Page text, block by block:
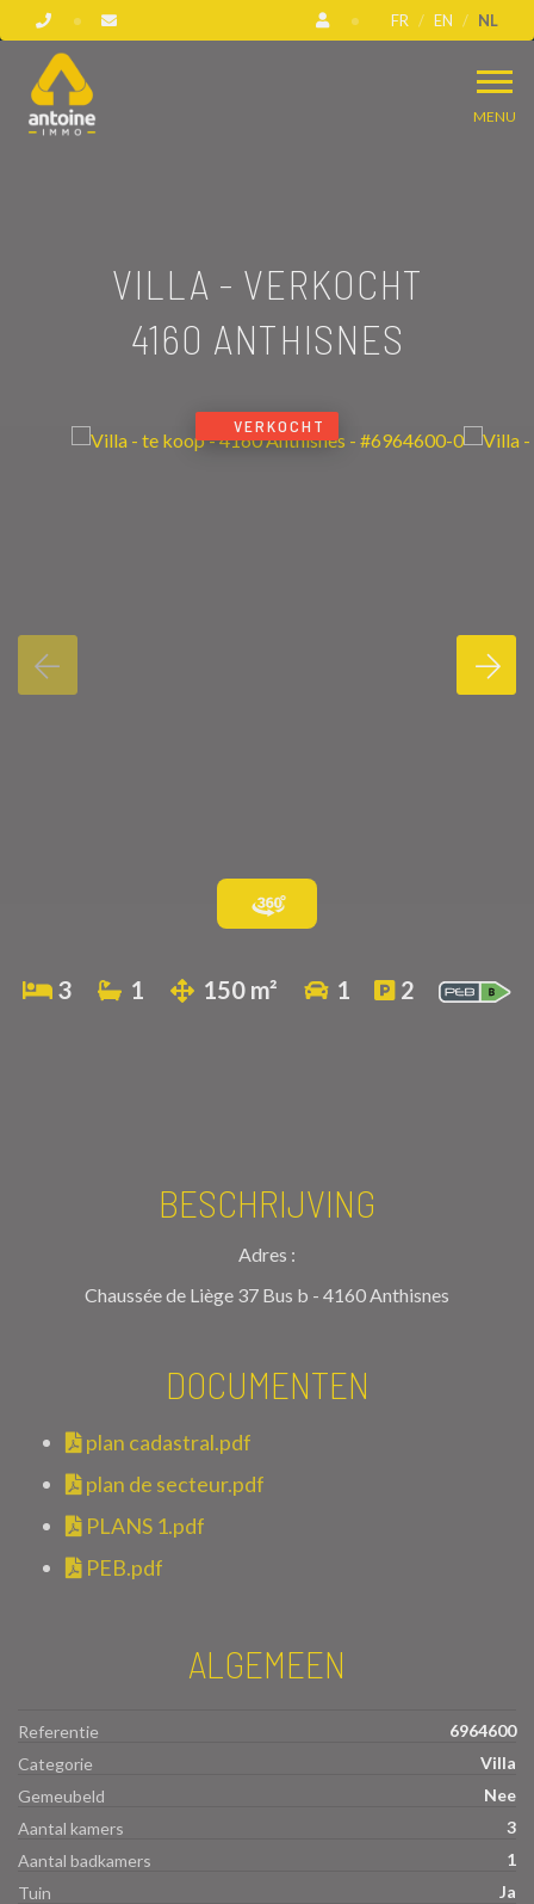
FR EN NL
MENU
VILLA - VERKOCHT
4160 ANTHISNES
VERKOCHT
3 1 150 m² 1 2
BESCHRIJVING
Adres :
Chaussée de Liège 37 Bus b - 4160 Anthisnes
DOCUMENTEN
plan cadastral.pdf
plan de secteur.pdf
PLANS 1.pdf
PEB.pdf
ALGEMEEN
Referentie
6964600
Categorie
Villa
Gemeubeld
Nee
Aantal kamers
3
Aantal badkamers
1
Tuin
Ja